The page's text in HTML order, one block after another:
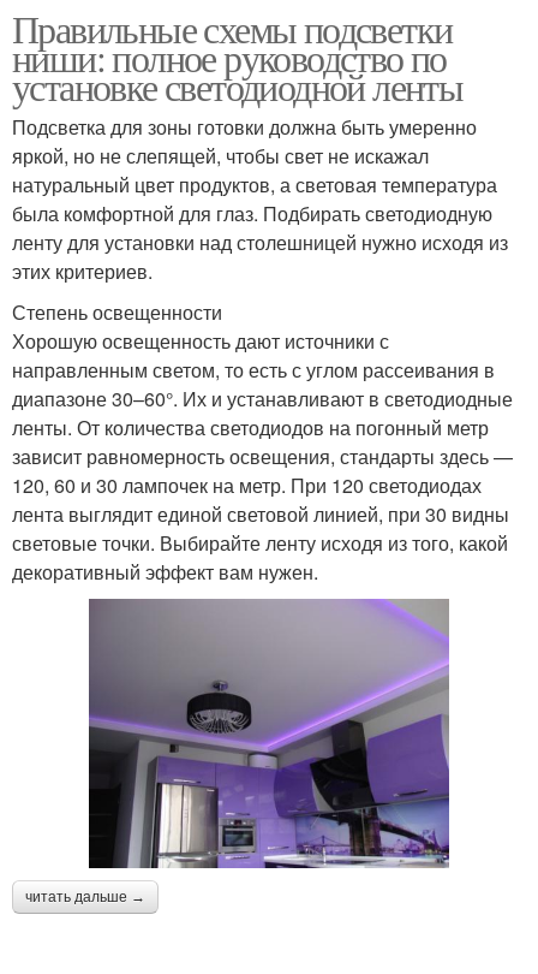
Правильные схемы подсветки
ниши: полное руководство по
установке светодиодной ленты
Подсветка для зоны готовки должна быть умеренно
яркой, но не слепящей, чтобы свет не искажал
натуральный цвет продуктов, а световая температура
была комфортной для глаз. Подбирать светодиодную
ленту для установки над столешницей нужно исходя из
этих критериев.
Степень освещенности
Хорошую освещенность дают источники с
направленным светом, то есть с углом рассеивания в
диапазоне 30–60°. Их и устанавливают в светодиодные
ленты. От количества светодиодов на погонный метр
зависит равномерность освещения, стандарты здесь —
120, 60 и 30 лампочек на метр. При 120 светодиодах
лента выглядит единой световой линией, при 30 видны
световые точки. Выбирайте ленту исходя из того, какой
декоративный эффект вам нужен.
читать дальше →